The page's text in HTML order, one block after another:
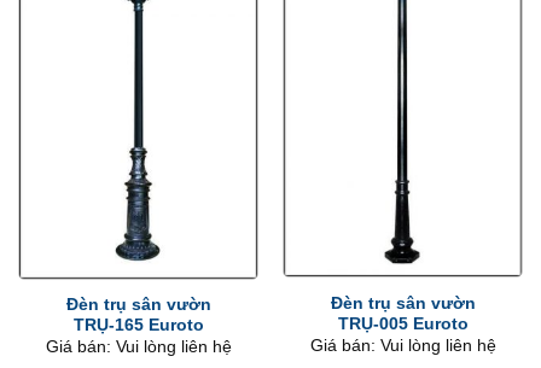
Đèn trụ sân vườn
TRỤ-165 Euroto
Giá bán: Vui lòng liên hệ
Đèn trụ sân vườn
TRỤ-005 Euroto
Giá bán: Vui lòng liên hệ